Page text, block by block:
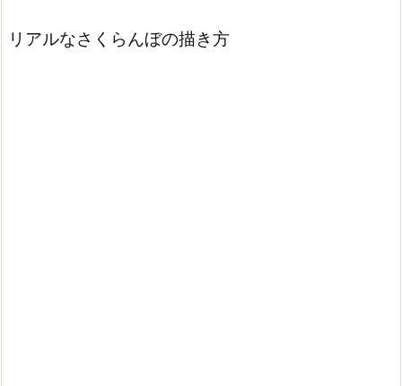
リアルなさくらんぼの描き方